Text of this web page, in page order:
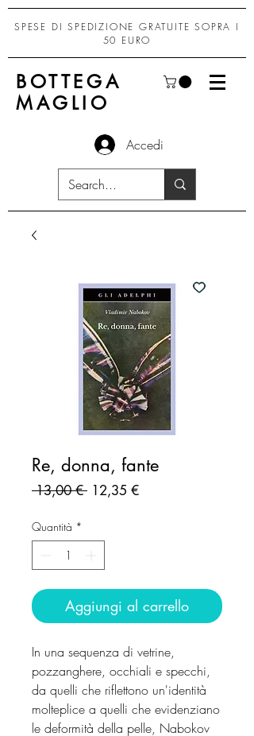
SPESE DI SPEDIZIONE GRATUITE SOPRA I
50 EURO
BOTTEGA
MAGLIO
Accedi
Re, donna, fante
13,00 € Prezzo
12,35 €Prezzo
Quantità *
Aggiungi al carrello
In una sequenza di vetrine,
pozzanghere, occhiali e specchi,
da quelli che riflettono un'identità
molteplice a quelli che evidenziano
le deformità della pelle, Nabokov